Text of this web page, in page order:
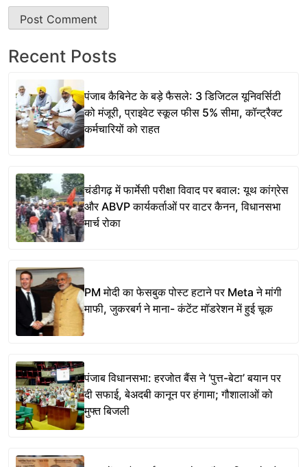
Recent Posts
पंजाब कैबिनेट के बड़े फैसले: 3 डिजिटल यूनिवर्सिटी
को मंजूरी, प्राइवेट स्कूल फीस 5% सीमा, कॉन्ट्रैक्ट
कर्मचारियों को राहत
चंडीगढ़ में फार्मेसी परीक्षा विवाद पर बवाल: यूथ कांग्रेस
और ABVP कार्यकर्ताओं पर वाटर कैनन, विधानसभा
मार्च रोका
PM मोदी का फेसबुक पोस्ट हटाने पर Meta ने मांगी
माफी, जुकरबर्ग ने माना- कंटेंट मॉडरेशन में हुई चूक
पंजाब विधानसभा: हरजोत बैंस ने ‘पुत्त-बेटा’ बयान पर
दी सफाई, बेअदबी कानून पर हंगामा; गौशालाओं को
मुफ्त बिजली